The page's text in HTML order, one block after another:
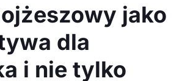
jako
dla
i nie tylko